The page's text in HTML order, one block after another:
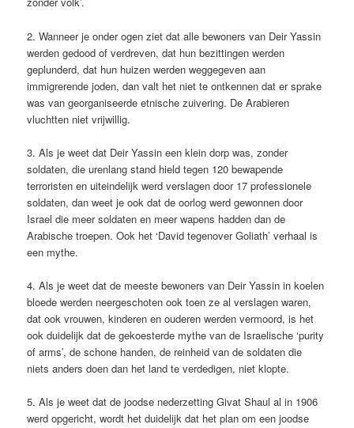
2. Wanneer je onder ogen ziet dat alle bewoners van Deir Yassin
werden gedood of verdreven, dat hun bezittingen werden
geplunderd, dat hun huizen werden weggegeven aan
immigrerende joden, dan valt het niet te ontkennen dat er sprake
was van georganiseerde etnische zuivering. De Arabieren
vluchtten niet vrijwillig.
3. Als je weet dat Deir Yassin een klein dorp was, zonder
soldaten, die urenlang stand hield tegen 120 bewapende
terroristen en uiteindelijk werd verslagen door 17 professionele
soldaten, dan weet je ook dat de oorlog werd gewonnen door
Israel die meer soldaten en meer wapens hadden dan de
Arabische troepen. Ook het ‘David tegenover Goliath’ verhaal is
een mythe.
4. Als je weet dat de meeste bewoners van Deir Yassin in koelen
bloede werden neergeschoten ook toen ze al verslagen waren,
dat ook vrouwen, kinderen en ouderen werden vermoord, is het
ook duidelijk dat de gekoesterde mythe van de Israelische ‘purity
of arms’, de schone handen, de reinheid van de soldaten die
niets anders doen dan het land te verdedigen, niet klopte.
5. Als je weet dat de joodse nederzetting Givat Shaul al in 1906
werd opgericht, wordt het duidelijk dat het plan om een joodse